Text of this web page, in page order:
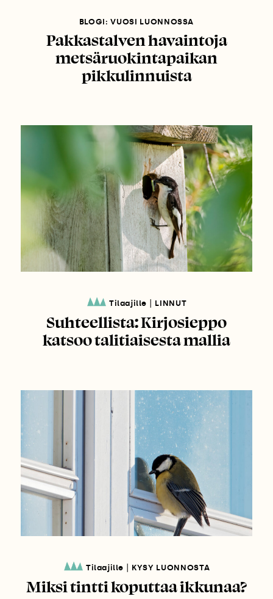
BLOGI: VUOSI LUONNOSSA
Pakkastalven havaintoja
metsäruokintapaikan
pikkulinnuista
Tilaajille LINNUT
Suhteellista: Kirjosieppo
katsoo talitiaisesta mallia
Tilaajille KYSY LUONNOSTA
Miksi tintti koputtaa ikkunaa?